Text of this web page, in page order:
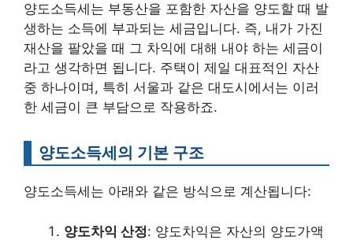
양도소득세는 부동산을 포함한 자산을 양도할 때 발
생하는 소득에 부과되는 세금입니다. 즉, 내가 가진
재산을 팔았을 때 그 차익에 대해 내야 하는 세금이
라고 생각하면 됩니다. 주택이 제일 대표적인 자산
중 하나이며, 특히 서울과 같은 대도시에서는 이러
한 세금이 큰 부담으로 작용하죠.
양도소득세의 기본 구조
양도소득세는 아래와 같은 방식으로 계산됩니다:
양도차익 산정: 양도차익은 자산의 양도가액